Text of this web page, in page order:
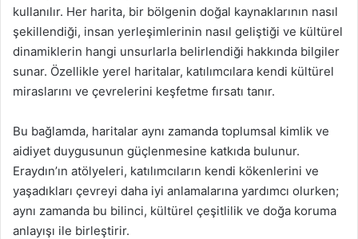
kullanılır. Her harita, bir bölgenin doğal kaynaklarının nasıl
şekillendiği, insan yerleşimlerinin nasıl geliştiği ve kültürel
dinamiklerin hangi unsurlarla belirlendiği hakkında bilgiler
sunar. Özellikle yerel haritalar, katılımcılara kendi kültürel
miraslarını ve çevrelerini keşfetme fırsatı tanır.
Bu bağlamda, haritalar aynı zamanda toplumsal kimlik ve
aidiyet duygusunun güçlenmesine katkıda bulunur.
Eraydın’ın atölyeleri, katılımcıların kendi kökenlerini ve
yaşadıkları çevreyi daha iyi anlamalarına yardımcı olurken;
aynı zamanda bu bilinci, kültürel çeşitlilik ve doğa koruma
anlayışı ile birleştirir.